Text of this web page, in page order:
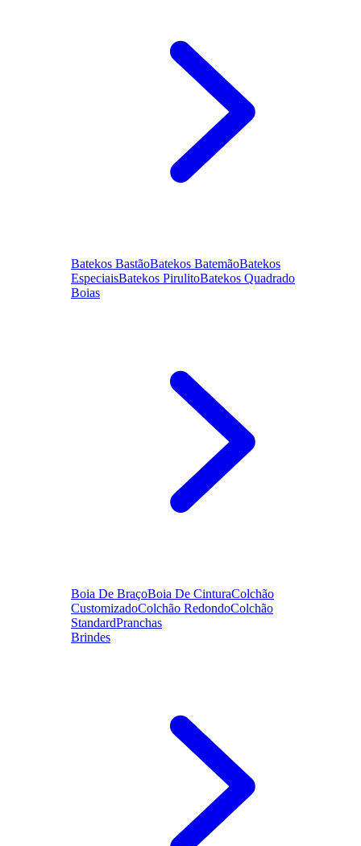
Batekos BastãoBatekos BatemãoBatekos
EspeciaisBatekos PirulitoBatekos Quadrado
Boias
Boia De BraçoBoia De CinturaColchão
CustomizadoColchão RedondoColchão
StandardPranchas
Brindes